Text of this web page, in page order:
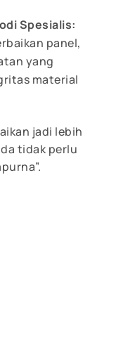
Spesialis:
panel,
yang
material
jadi lebih
tidak perlu